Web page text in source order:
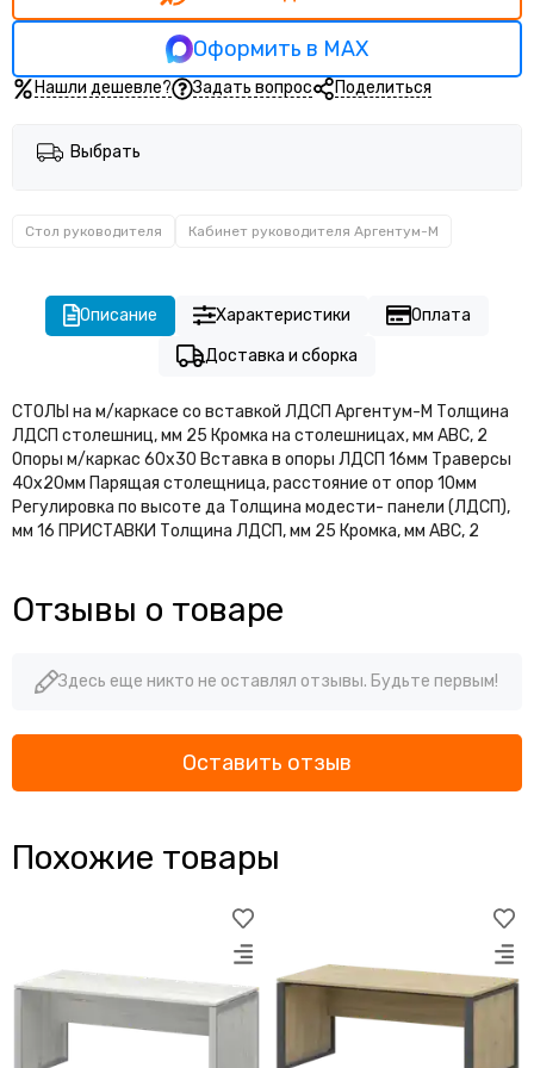
Кабинет руководителя Тренд (Trend)
Оформить в MAX
Нашли дешевле? Задать вопрос Поделиться
Выбрать
Стол руководителя Кабинет руководителя Аргентум-М
Описание Характеристики
Оплата
Доставка и сборка
СТОЛЫ на м/каркасе со вставкой ЛДСП Аргентум-М Толщина
ЛДСП столешниц, мм 25 Кромка на столешницах, мм АВС, 2
Опоры м/каркас 60х30 Вставка в опоры ЛДСП 16мм Траверсы
40х20мм Парящая столещница, расстояние от опор 10мм
Регулировка по высоте да Толщина модести- панели (ЛДСП),
мм 16 ПРИСТАВКИ Толщина ЛДСП, мм 25 Кромка, мм АВС, 2
Отзывы о товаре
Здесь еще никто не оставлял отзывы. Будьте первым!
Оставить отзыв
Похожие товары